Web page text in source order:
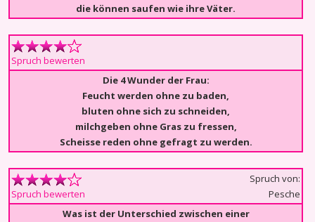
die können saufen wie ihre Väter.
Spruch bewerten
Die 4 Wunder der Frau:
Feucht werden ohne zu baden,
bluten ohne sich zu schneiden,
milchgeben ohne Gras zu fressen,
Scheisse reden ohne gefragt zu werden.
Spruch bewerten
Spruch von:
Pesche
Was ist der Unterschied zwischen einer